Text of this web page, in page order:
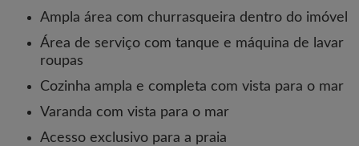
Ampla área com churrasqueira dentro do imóvel
Área de serviço com tanque e máquina de lavar
roupas
Cozinha ampla e completa com vista para o mar
Varanda com vista para o mar
Acesso exclusivo para a praia